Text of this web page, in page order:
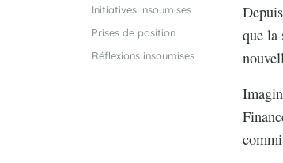
Initiatives insoumises
Prises de position
Réflexions insoumises
que la